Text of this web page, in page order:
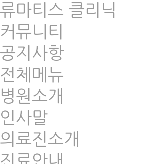
류마티스 클리닉
커뮤니티
공지사항
전체메뉴
병원소개
인사말
의료진소개